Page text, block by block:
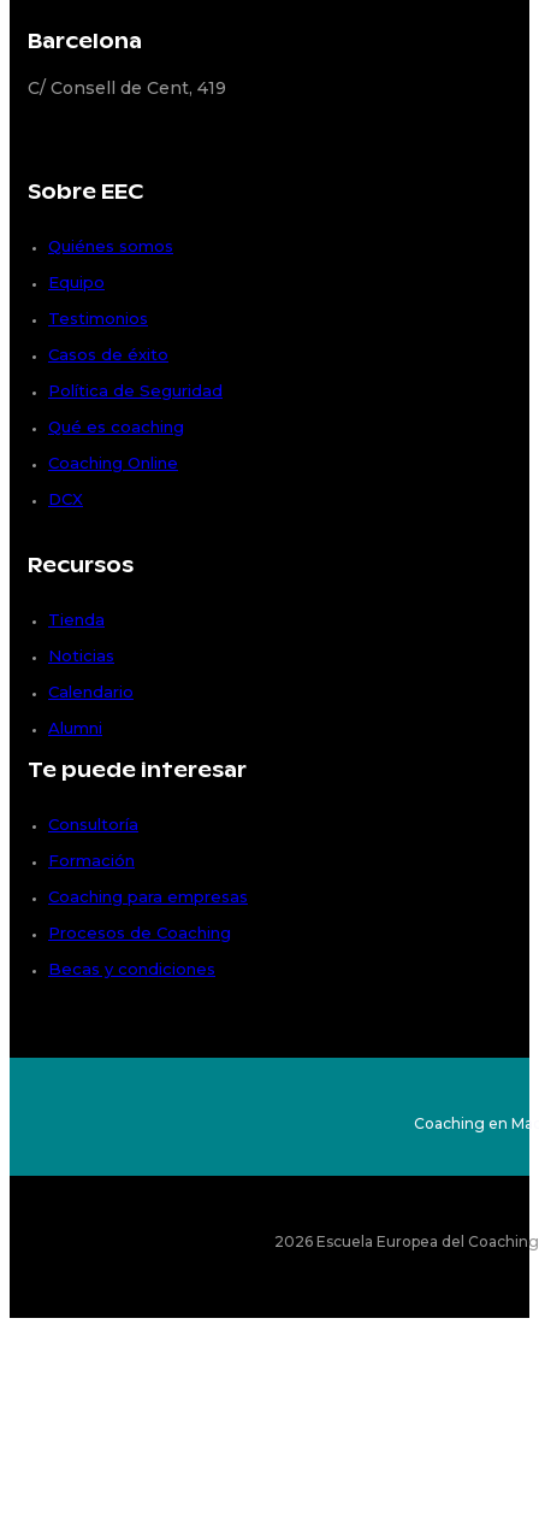
Barcelona
C/ Consell de Cent, 419
Sobre EEC
Quiénes somos
Equipo
Testimonios
Casos de éxito
Política de Seguridad
Qué es coaching
Coaching Online
DCX
Recursos
Tienda
Noticias
Calendario
Alumni
Te puede interesar
Consultoría
Formación
Coaching para empresas
Procesos de Coaching
Becas y condiciones
Coaching en
2026 Escuela Europea del Coaching